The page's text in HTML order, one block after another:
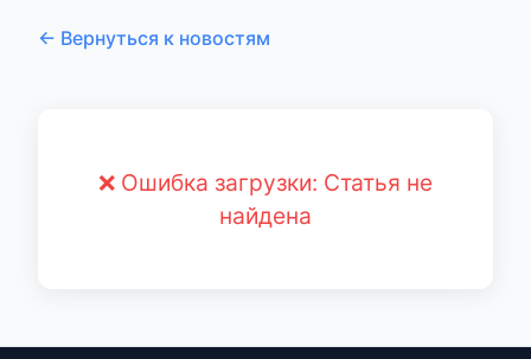
← Вернуться к новостям
❌ Ошибка загрузки: Статья не
найдена